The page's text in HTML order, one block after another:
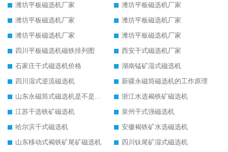
潍坊平板磁选机厂家
潍坊平板磁选机厂家
潍坊平板磁选机厂家
潍坊平板磁选机厂家
潍坊平板磁选机厂家
潍坊平板磁选机厂家
四川平板磁选机磁铁排列图
西安干式磁选机厂家
石家庄干式磁选机价格
湖南锰矿湿式磁选机
四川湿式逆流磁选机
新疆永磁筒磁选机的工作原理
山东永磁筒式磁选机是不是强磁
浙江水选褐铁矿磁选机
江苏干选铁矿磁选机
泉州干式强磁选机
哈尔滨干式磁选机
安徽褐铁矿水选磁选机
山东移动式褐铁矿尾矿磁选机
四川钛尾矿湿式磁选机